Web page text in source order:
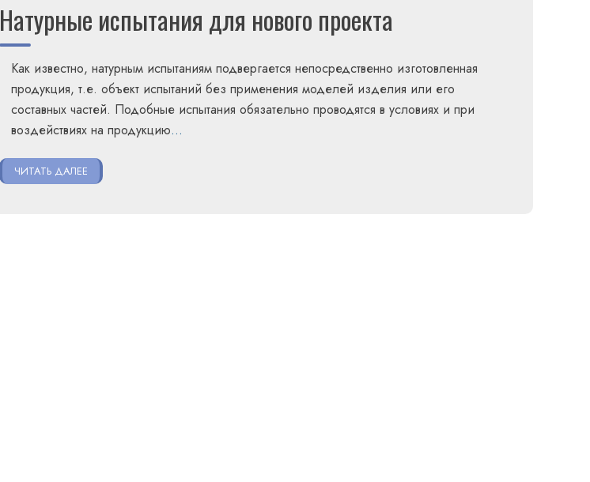
Натурные испытания для нового проекта
Как известно, натурным испытаниям подвергается непосредственно изготовленная
продукция, т.е. объект испытаний без применения моделей изделия или его
составных частей. Подобные испытания обязательно проводятся в условиях и при
воздействиях на продукцию…
ЧИТАТЬ ДАЛЕЕ